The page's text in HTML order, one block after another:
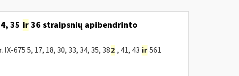
35 ir36 straipsnių apibendrinto
675 5, 17, 18, 30, 33, 34, 35, 382 , 41, 43 ir 561